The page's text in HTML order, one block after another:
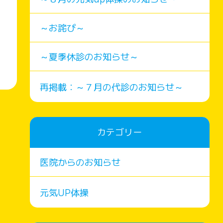
～お詫び～
～夏季休診のお知らせ～
再掲載：～７月の代診のお知らせ～
カテゴリー
医院からのお知らせ
元気UP体操